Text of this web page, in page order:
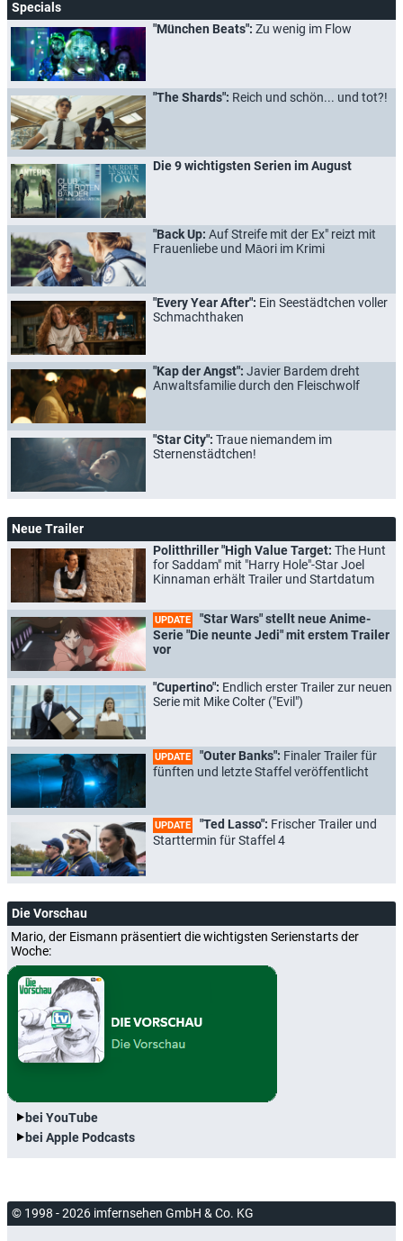
Specials
"München Beats": Zu wenig im Flow
"The Shards": Reich und schön... und tot?!
Die 9 wichtigsten Serien im August
"Back Up: Auf Streife mit der Ex" reizt mit
Frauenliebe und Māori im Krimi
"Every Year After": Ein Seestädtchen voller
Schmachthaken
"Kap der Angst": Javier Bardem dreht
Anwaltsfamilie durch den Fleischwolf
"Star City": Traue niemandem im
Sternenstädtchen!
Neue Trailer
Politthriller "High Value Target: The Hunt
for Saddam" mit "Harry Hole"-Star Joel
Kinnaman erhält Trailer und Startdatum
UPDATE
"Star Wars" stellt neue Anime-
Serie "Die neunte Jedi" mit erstem Trailer
vor
"Cupertino": Endlich erster Trailer zur neuen
Serie mit Mike Colter ("Evil")
UPDATE "Outer Banks": Finaler Trailer für
fünften und letzte Staffel veröffentlicht
UPDATE "Ted Lasso": Frischer Trailer und
Starttermin für Staffel 4
Die Vorschau
Mario, der Eismann präsentiert die wichtigsten Serienstarts der
Woche:
bei YouTube
bei Apple Podcasts
© 1998 - 2026 imfernsehen GmbH & Co. KG